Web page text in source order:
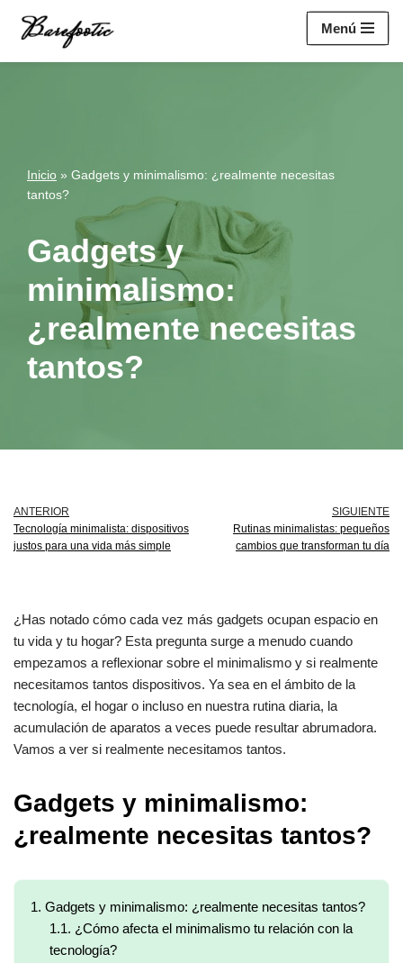
Menú
Inicio » Gadgets y minimalismo: ¿realmente necesitas
tantos?
Gadgets y
minimalismo:
¿realmente necesitas
tantos?
ANTERIOR
Tecnología minimalista: dispositivos
justos para una vida más simple
SIGUIENTE
Rutinas minimalistas: pequeños
cambios que transforman tu día
¿Has notado cómo cada vez más gadgets ocupan espacio en
tu vida y tu hogar? Esta pregunta surge a menudo cuando
empezamos a reflexionar sobre el minimalismo y si realmente
necesitamos tantos dispositivos. Ya sea en el ámbito de la
tecnología, el hogar o incluso en nuestra rutina diaria, la
acumulación de aparatos a veces puede resultar abrumadora.
Vamos a ver si realmente necesitamos tantos.
Gadgets y minimalismo:
¿realmente necesitas tantos?
1. Gadgets y minimalismo: ¿realmente necesitas tantos?
1.1. ¿Cómo afecta el minimalismo tu relación con la
tecnología?